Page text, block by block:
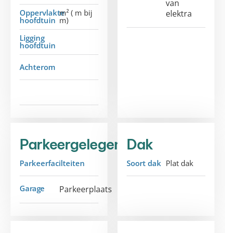
Oppervlakte
hoofdtuin
m² ( m bij
m)
Ligging
hoofdtuin
Achterom
van
elektra
Parkeergelegenheid
Parkeerfacilteiten
Garage Parkeerplaats
Dak
Soort dak Plat dak